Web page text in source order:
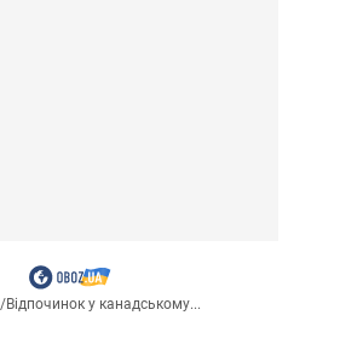
/Відпочинок у канадському...